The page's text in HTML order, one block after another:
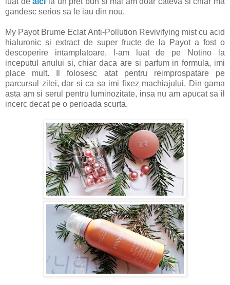
gandesc serios sa le iau din nou.
My Payot Brume Eclat Anti-Pollution Revivifying mist cu acid
hialuronic si extract de super fructe de la Payot a fost o
descoperire intamplatoare, l-am luat de pe Notino la
inceputul anului si, chiar daca are si parfum in formula, imi
place mult. Il folosesc atat pentru reimprospatare pe
parcursul zilei, dar si ca sa imi fixez machiajului. Din gama
asta am si serul pentru luminozitate, insa nu am apucat sa il
incerc decat pe o perioada scurta.